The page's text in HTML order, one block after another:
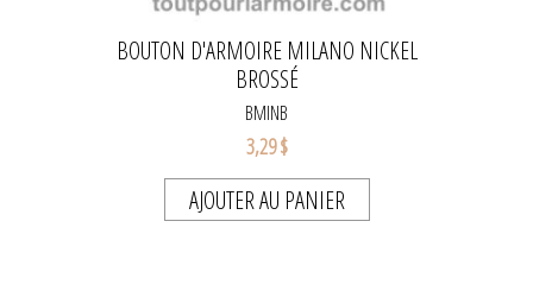
BOUTON D'ARMOIRE MILANO NICKEL
BROSSÉ
BMINB
3,29 $
AJOUTER AU PANIER